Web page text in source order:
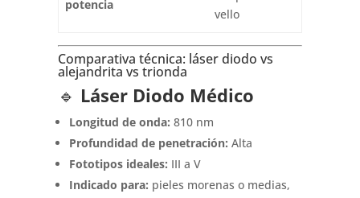
potencia
vello
Comparativa técnica: láser diodo vs
alejandrita vs trionda
🔹 Láser Diodo Médico
Longitud de onda: 810 nm
Profundidad de penetración: Alta
Fototipos ideales: III a V
Indicado para: pieles morenas o medias,